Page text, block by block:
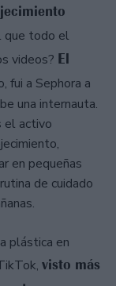
que todo el
videos? El
fui a Sephora a
una internauta.
el activo
en pequeñas
de cuidado
plástica en
visto más